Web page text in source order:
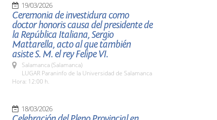
19/03/2026
Ceremonia de investidura como
doctor honoris causa del presidente de
la República Italiana, Sergio
Mattarella, acto al que también
asiste S. M. el rey Felipe VI.
Salamanca (Salamanca)
LUGAR Paraninfo de la Universidad de Salamanca
Hora: 12:00 h.
18/03/2026